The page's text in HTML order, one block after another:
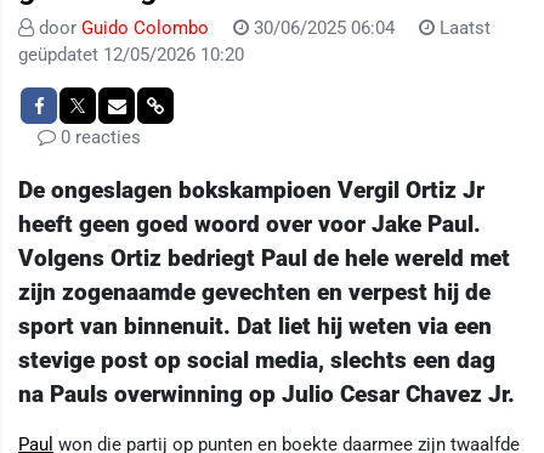
door Guido Colombo 30/06/2025 06:04
Laatst
geüpdatet 12/05/2026 10:20
0 reacties
De ongeslagen bokskampioen Vergil Ortiz Jr
heeft geen goed woord over voor Jake Paul.
Volgens Ortiz bedriegt Paul de hele wereld met
zijn zogenaamde gevechten en verpest hij de
sport van binnenuit. Dat liet hij weten via een
stevige post op social media, slechts een dag
na Pauls overwinning op Julio Cesar Chavez Jr.
Paul won die partij op punten en boekte daarmee zijn twaalfde